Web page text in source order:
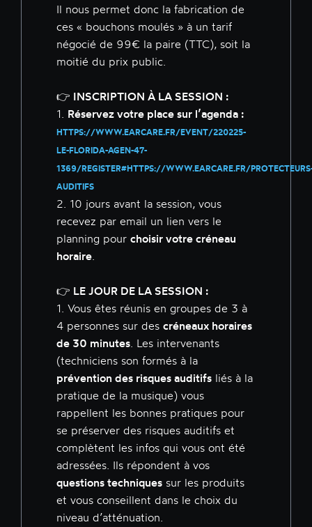
Il nous permet donc la fabrication de
ces « bouchons moulés » à un tarif
négocié de 99€ la paire (TTC), soit la
moitié du prix public.
👉 INSCRIPTION À LA SESSION :
1. Réservez votre place sur l’agenda :
HTTPS://WWW.EARCARE.FR/EVENT/220225-
LE-FLORIDA-AGEN-47-
1369/REGISTER#HTTPS://WWW.EARCARE.FR/
AUDITIFS
2. 10 jours avant la session, vous
recevez par email un lien vers le
planning pour choisir votre créneau
horaire.
👉 LE JOUR DE LA SESSION :
1. Vous êtes réunis en groupes de 3 à
4 personnes sur des créneaux horaires
de 30 minutes. Les intervenants
(techniciens son formés à la
prévention des risques auditifs liés à la
pratique de la musique) vous
rappellent les bonnes pratiques pour
se préserver des risques auditifs et
complètent les infos qui vous ont été
adressées. Ils répondent à vos
questions techniques sur les produits
et vous conseillent dans le choix du
niveau d’atténuation.